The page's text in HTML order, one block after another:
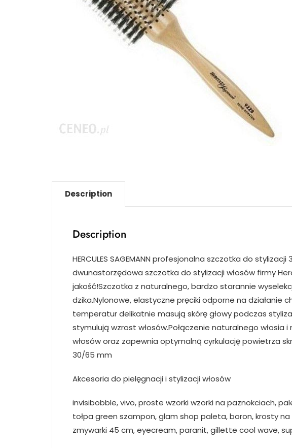
Description
Description
HERCULES SAGEMANN profesjonalna szczotka do
dwunastorzędowa szczotka do stylizacji włosów firmy
jakość!Szczotka z naturalnego, bardzo starannie
dzika.Nylonowe, elastyczne pręciki odporne na działanie
temperatur delikatnie masują skórę głowy podczas
stymulują wzrost włosów.Połączenie naturalnego włosia
włosów oraz zapewnia optymalną cyrkulację powietrza
30/65 mm
Akcesoria do pielęgnacji i stylizacji włosów
invisibobble, vivo, proste wzorki wzorki na paznokciach,
tołpa green szampon, glam shop paleta, boron, krosty na
zmywarki 45 cm, eyecream, paranit, gillette cool wave,